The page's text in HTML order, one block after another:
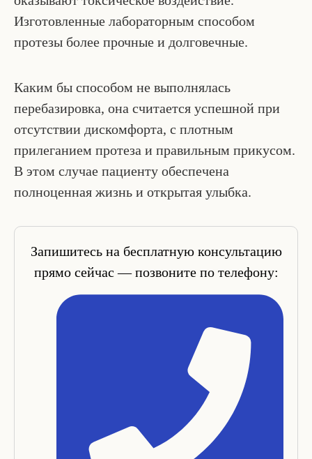
Изготовленные лабораторным способом
протезы более прочные и долговечные.
Каким бы способом не выполнялась
перебазировка, она считается успешной при
отсутствии дискомфорта, с плотным
прилеганием протеза и правильным прикусом.
В этом случае пациенту обеспечена
полноценная жизнь и открытая улыбка.
Запишитесь на бесплатную консультацию
прямо сейчас — позвоните по телефону: